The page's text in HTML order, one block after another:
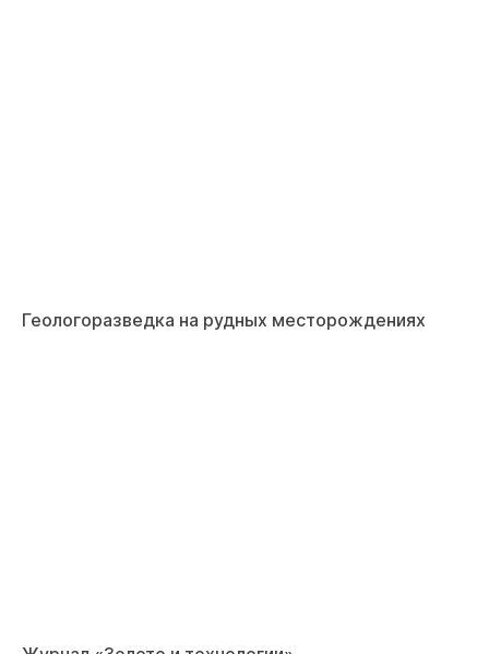
Геологоразведка на рудных месторождениях